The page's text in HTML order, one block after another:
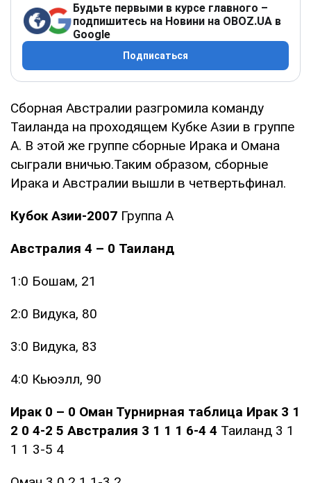
Будьте первыми в курсе главного –
подпишитесь на Новини на OBOZ.UA в
Google
Подписаться
Сборная Австралии разгромила команду
Таиланда на проходящем Кубке Азии в группе
А. В этой же группе сборные Ирака и Омана
сыграли вничью.Таким образом, сборные
Ирака и Австралии вышли в четвертьфинал.
Кубок Азии-2007 Группа А
Австралия 4 – 0 Таиланд
1:0 Бошам, 21
2:0 Видука, 80
3:0 Видука, 83
4:0 Кьюэлл, 90
Ирак 0 – 0 Оман Турнирная таблица Ирак 3 1
2 0 4-2 5 Австралия 3 1 1 1 6-4 4 Таиланд 3 1
1 1 3-5 4